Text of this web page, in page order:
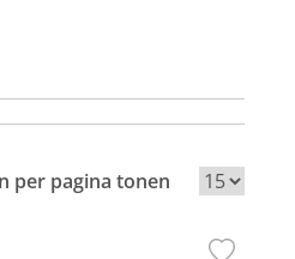
per pagina tonen